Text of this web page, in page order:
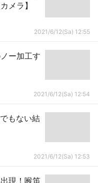
メラ】
2021/6/12(Sa) 12:55
ー加工す
2021/6/12(Sa) 12:54
もない結
2021/6/12(Sa) 12:53
現！喉笛